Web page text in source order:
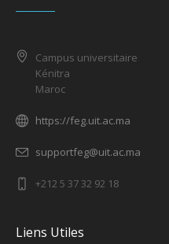
Campus universitaire
Kénitra
Maroc
https://feg.uit.ac.ma
supportfeg@uit.ac.ma
+212 5 37 32 92 18
Liens Utiles